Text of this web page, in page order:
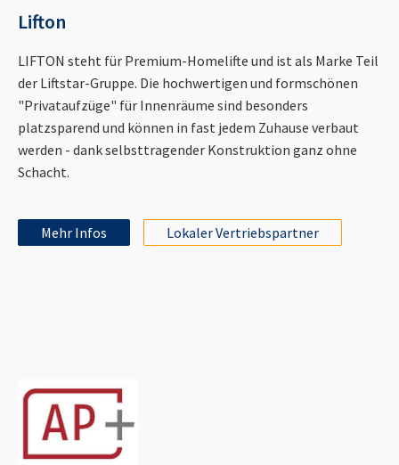
Lifton
LIFTON steht für Premium-Homelifte und ist als Marke Teil
der Liftstar-Gruppe. Die hochwertigen und formschönen
"Privataufzüge" für Innenräume sind besonders
platzsparend und können in fast jedem Zuhause verbaut
werden - dank selbsttragender Konstruktion ganz ohne
Schacht.
Mehr Infos Lokaler Vertriebspartner